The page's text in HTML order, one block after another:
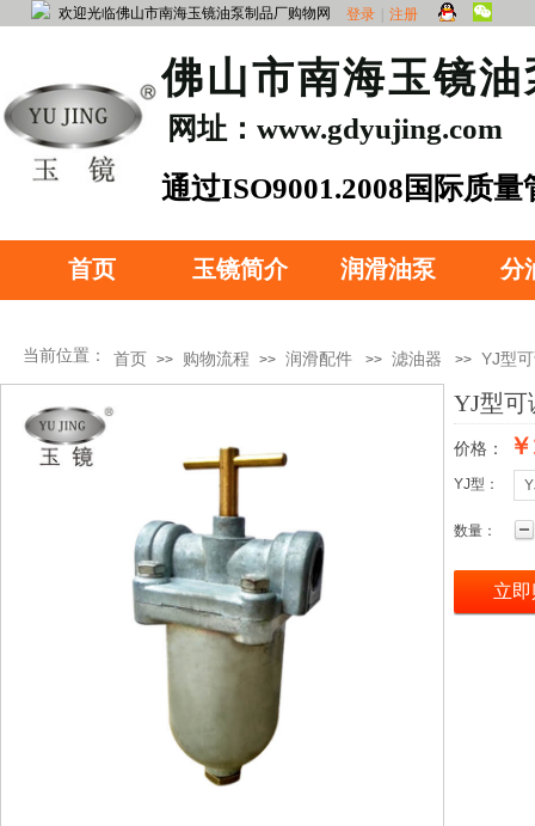
登录 注册
欢迎光临佛山市南海玉镜油泵制品厂购物网
首页 玉镜简介 润滑油泵 分
佛山市南海玉镜
​通过ISO9001.2008国际质
网址：www.gdyujing.com
当前位置： 首页 >> 购物流程 >> 润滑配件 >> 滤油器 >> YJ型
YJ型可
价格：
YJ型：
数量：
立